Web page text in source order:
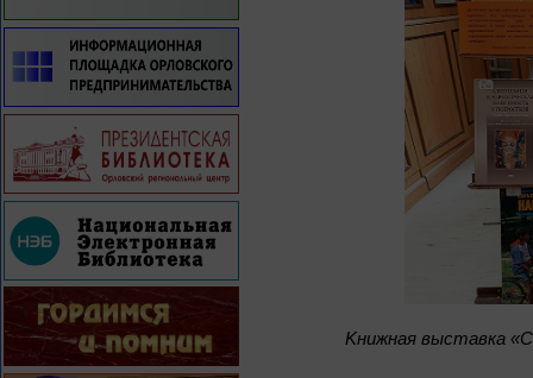
Kнижная выставка